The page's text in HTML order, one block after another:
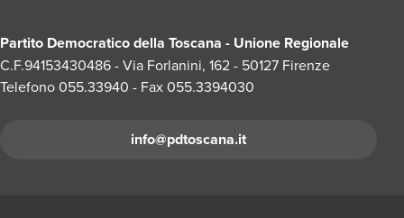
Partito Democratico della Toscana - Unione Regionale
C.F.94153430486 - Via Forlanini, 162 - 50127 Firenze
Telefono 055.33940 - Fax 055.3394030
info@pdtoscana.it